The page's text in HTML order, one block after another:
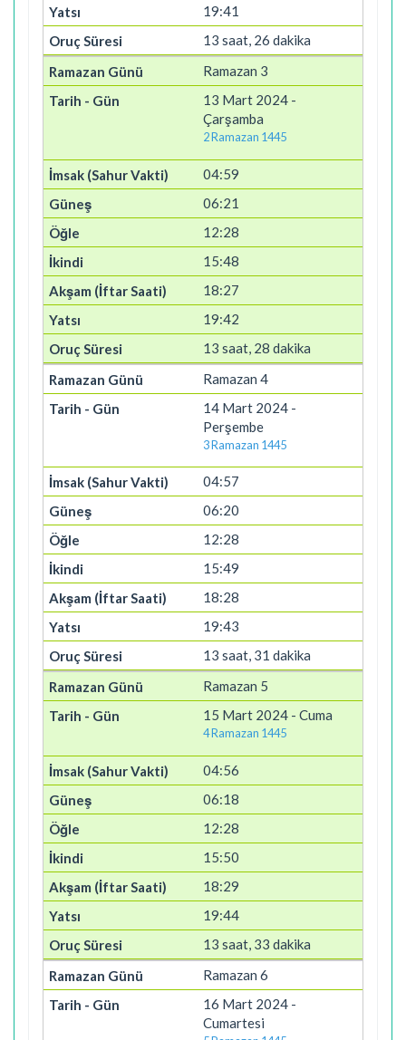
19:41
13 saat, 26 dakika
Ramazan 3
13 Mart 2024 -
Çarşamba
2 Ramazan 1445
04:59
06:21
12:28
15:48
18:27
19:42
13 saat, 28 dakika
Ramazan 4
14 Mart 2024 -
Perşembe
3 Ramazan 1445
04:57
06:20
12:28
15:49
18:28
19:43
13 saat, 31 dakika
Ramazan 5
15 Mart 2024 - Cuma
4 Ramazan 1445
04:56
06:18
12:28
15:50
18:29
19:44
13 saat, 33 dakika
Ramazan 6
16 Mart 2024 -
Cumartesi